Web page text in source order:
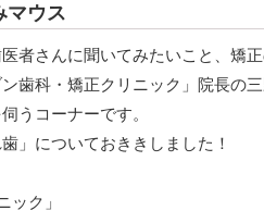
マウス
者さんに聞いてみたいこと、矯正
歯科・矯正クリニック」院長の
うコーナーです。
」についておききしました！
ック」